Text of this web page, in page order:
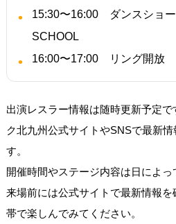
15:30〜16:00 ダンスショ
SCHOOL
16:00〜17:00 リング開放
出演レスラー情報は随時更新予定
ク北九州公式サイトやSNSで最新
す。
開催時間やステージ内容は日によっ
来場前には公式サイトで最新情報
帯で楽しんでみてください。